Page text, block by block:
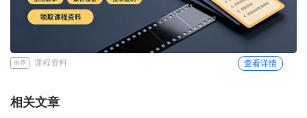
推荐 课程资料 查看详情
相关文章